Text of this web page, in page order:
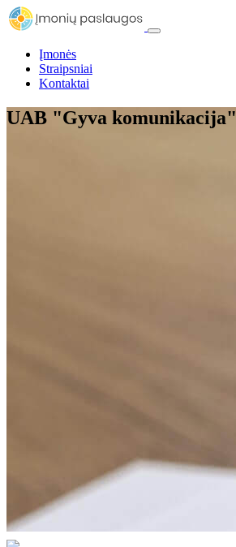
Įmonės
Straipsniai
Kontaktai
UAB "Gyva komunikacija"